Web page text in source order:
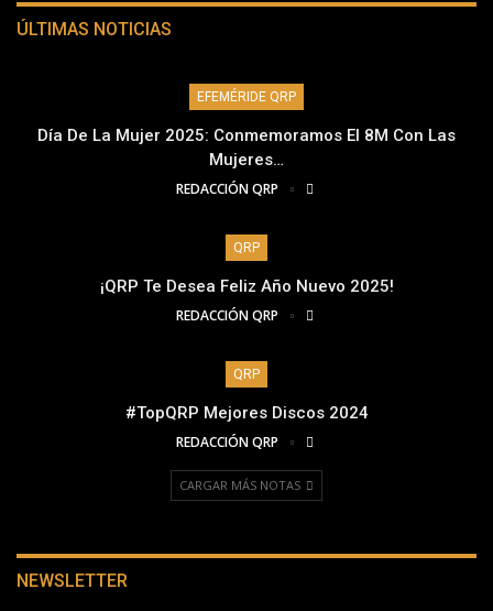
ÚLTIMAS NOTICIAS
EFEMÉRIDE QRP
Día De La Mujer 2025: Conmemoramos El 8M Con Las
Mujeres…
REDACCIÓN QRP
QRP
¡QRP Te Desea Feliz Año Nuevo 2025!
REDACCIÓN QRP
QRP
#TopQRP Mejores Discos 2024
REDACCIÓN QRP
CARGAR MÁS NOTAS
NEWSLETTER